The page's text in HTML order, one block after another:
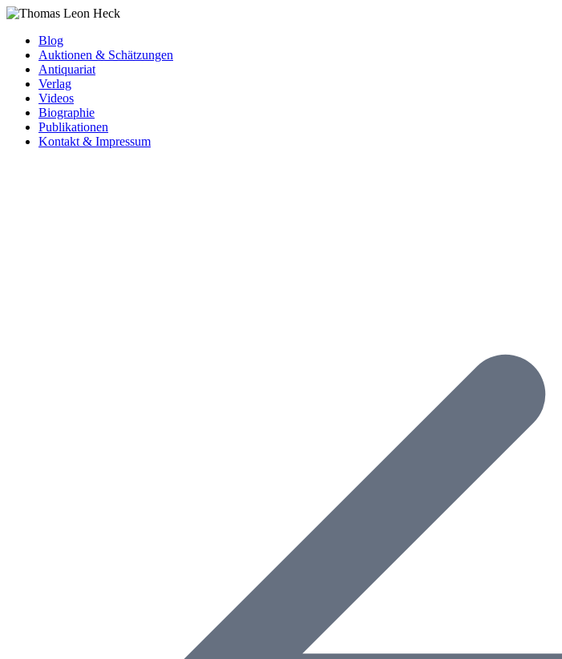
Blog
Auktionen & Schätzungen
Antiquariat
Verlag
Videos
Biographie
Publikationen
Kontakt & Impressum